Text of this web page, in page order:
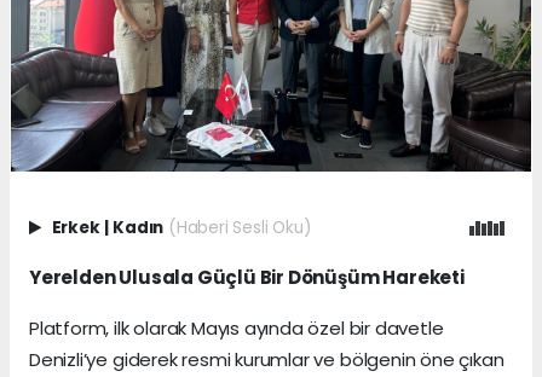
Erkek Kadın (Haberi Sesli Oku)
Yerelden Ulusala Güçlü Bir Dönüşüm Hareketi
Platform, ilk olarak Mayıs ayında özel bir davetle
Denizli’ye giderek resmi kurumlar ve bölgenin öne çıkan